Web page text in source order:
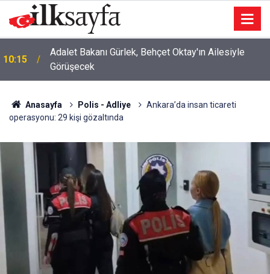
10:15
Adalet Bakanı Gürlek, Behçet Oktay'ın Ailesiyle
Görüşecek
Anasayfa Polis - Adliye
Ankara’da insan ticareti
operasyonu: 29 kişi gözaltında